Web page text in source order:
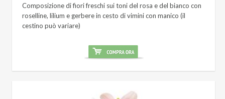
Composizione di fiori freschi sui toni del rosa e del bianco con
roselline, lilium e gerbere in cesto di vimini con manico (il
cestino può variare)